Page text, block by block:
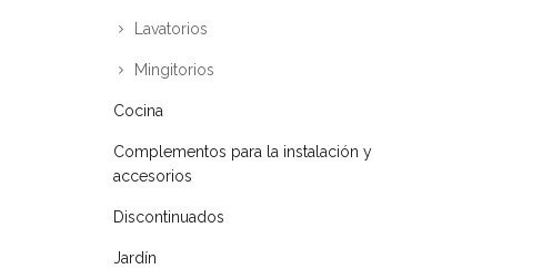
Lavatorios
Mingitorios
Cocina
Complementos para la instalación y
accesorios
Discontinuados
Jardín